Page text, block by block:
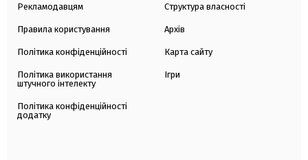
Рекламодавцям
Правила користування
Політика конфіденційності
Політика використання
штучного інтелекту
Політика конфіденційності
додатку
Структура власності
Архів
Карта сайту
Ігри